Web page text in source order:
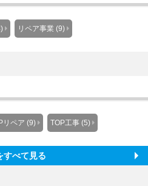
リペア事業 (9)
リペア (9) TOP工事 (5)
すべて見る